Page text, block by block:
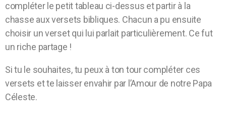
compléter le petit tableau ci-dessus et partir à la
chasse aux versets bibliques. Chacun a pu ensuite
choisir un verset qui lui parlait particulièrement. Ce fut
un riche partage !
Si tu le souhaites, tu peux à ton tour compléter ces
versets et te laisser envahir par l’Amour de notre Papa
Céleste.